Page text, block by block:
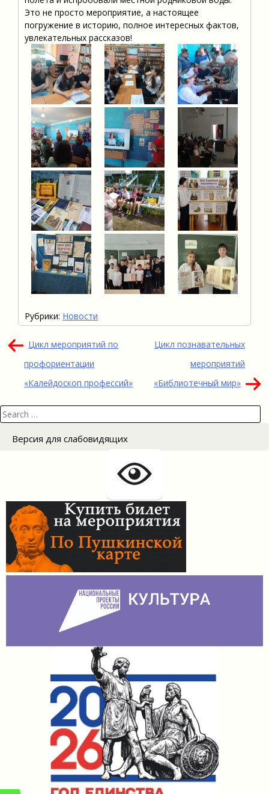
Это не просто мероприятие, а настоящее
погружение в историю, полное интересных фактов,
увлекательных рассказов!
Рубрики: Новости
Навигация
по
записям
Цикл мероприятий по
профориентации
«Калейдоскоп профессий»
Цикл познавательных
мероприятий
«Библиотечный мир»
Search
for:
Версия для слабовидящих